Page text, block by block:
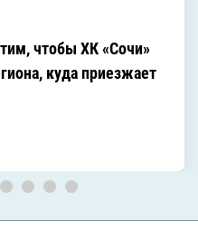
чтобы ХК «Сочи»
куда приезжает